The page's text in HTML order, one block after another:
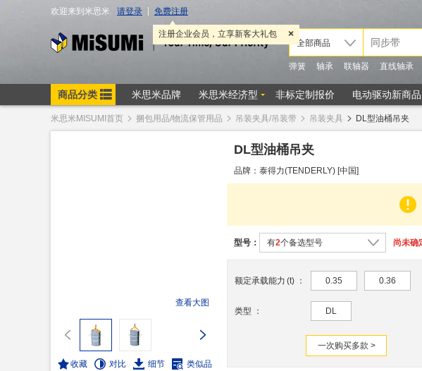
米思米MISUMI首页 捆包用品/物流保管用品 吊装夹具/吊装带 吊装夹具 DL型油桶吊夹
查看大图
收藏 对比 细节 类似品
DL型油桶吊夹
品牌：泰得力(TENDERLY) [中国]
型号： 有2个备选型号 尚未确
额定承载能力 (t) ： 0.35 0.36
类型 ： DL
一次购买多款 >